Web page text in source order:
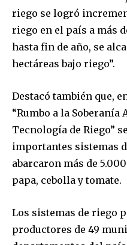
Join our
SUBSCRIBERS
riego se logró
riego en el país a más
hasta fin de año, se
hectáreas bajo riego”.
Destacó también que,
“Rumbo a la
Tecnología de Riego”
importantes sistemas
abarcaron más de
papa, cebolla y tomate.
Los sistemas de riego
productores de 49